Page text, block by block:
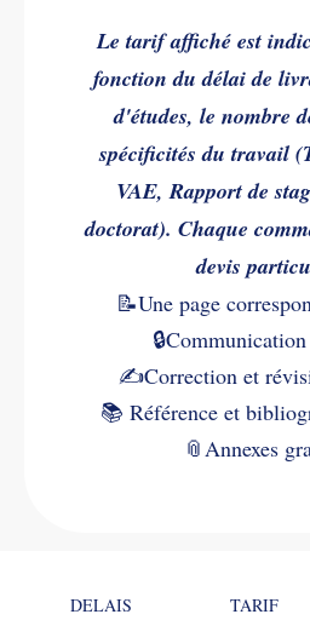
Le tarif affiché est
fonction du délai de
d'études, le nombre
spécificités du travail
VAE, Rapport de
doctorat). Chaque
devis
📝Une page
✍️Correction et
📚 Référence et
📎 Annexes
DELAIS
TARIF